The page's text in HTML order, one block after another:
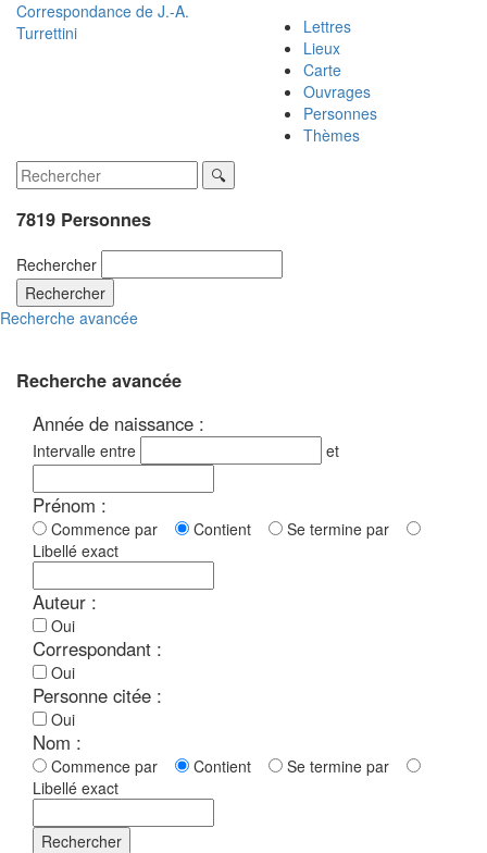
Correspondance de J.-A.
Turrettini
Lettres
Lieux
Carte
Ouvrages
Personnes
Thèmes
7819 Personnes
Rechercher
Rechercher
Recherche avancée
Recherche avancée
Année de naissance :
Intervalle entre et
Prénom :
Commence par Contient
Se termine par
Libellé exact
Auteur :
Oui
Correspondant :
Oui
Personne citée :
Oui
Nom :
Commence par Contient
Se termine par
Libellé exact
Rechercher